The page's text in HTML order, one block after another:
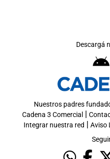
Descargá
Nuestros padres
Cadena 3 Comercial |
Integrar nuestra red | Aviso